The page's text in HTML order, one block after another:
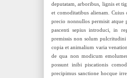
deputatam, arboribus, lignis et
et comoditatibus alienam.
precio nonnullos permisit atque
pascenti sepius introduci, in
premissis non solum
copia et animalium varia
de qua non modicum
possunt inibi piscationis
precipimus sanctione hocque